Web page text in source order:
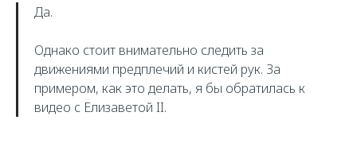
Да.
Однако стоит внимательно следить за
движениями предплечий и кистей рук. За
примером, как это делать, я бы обратилась к
видео с Елизаветой II.